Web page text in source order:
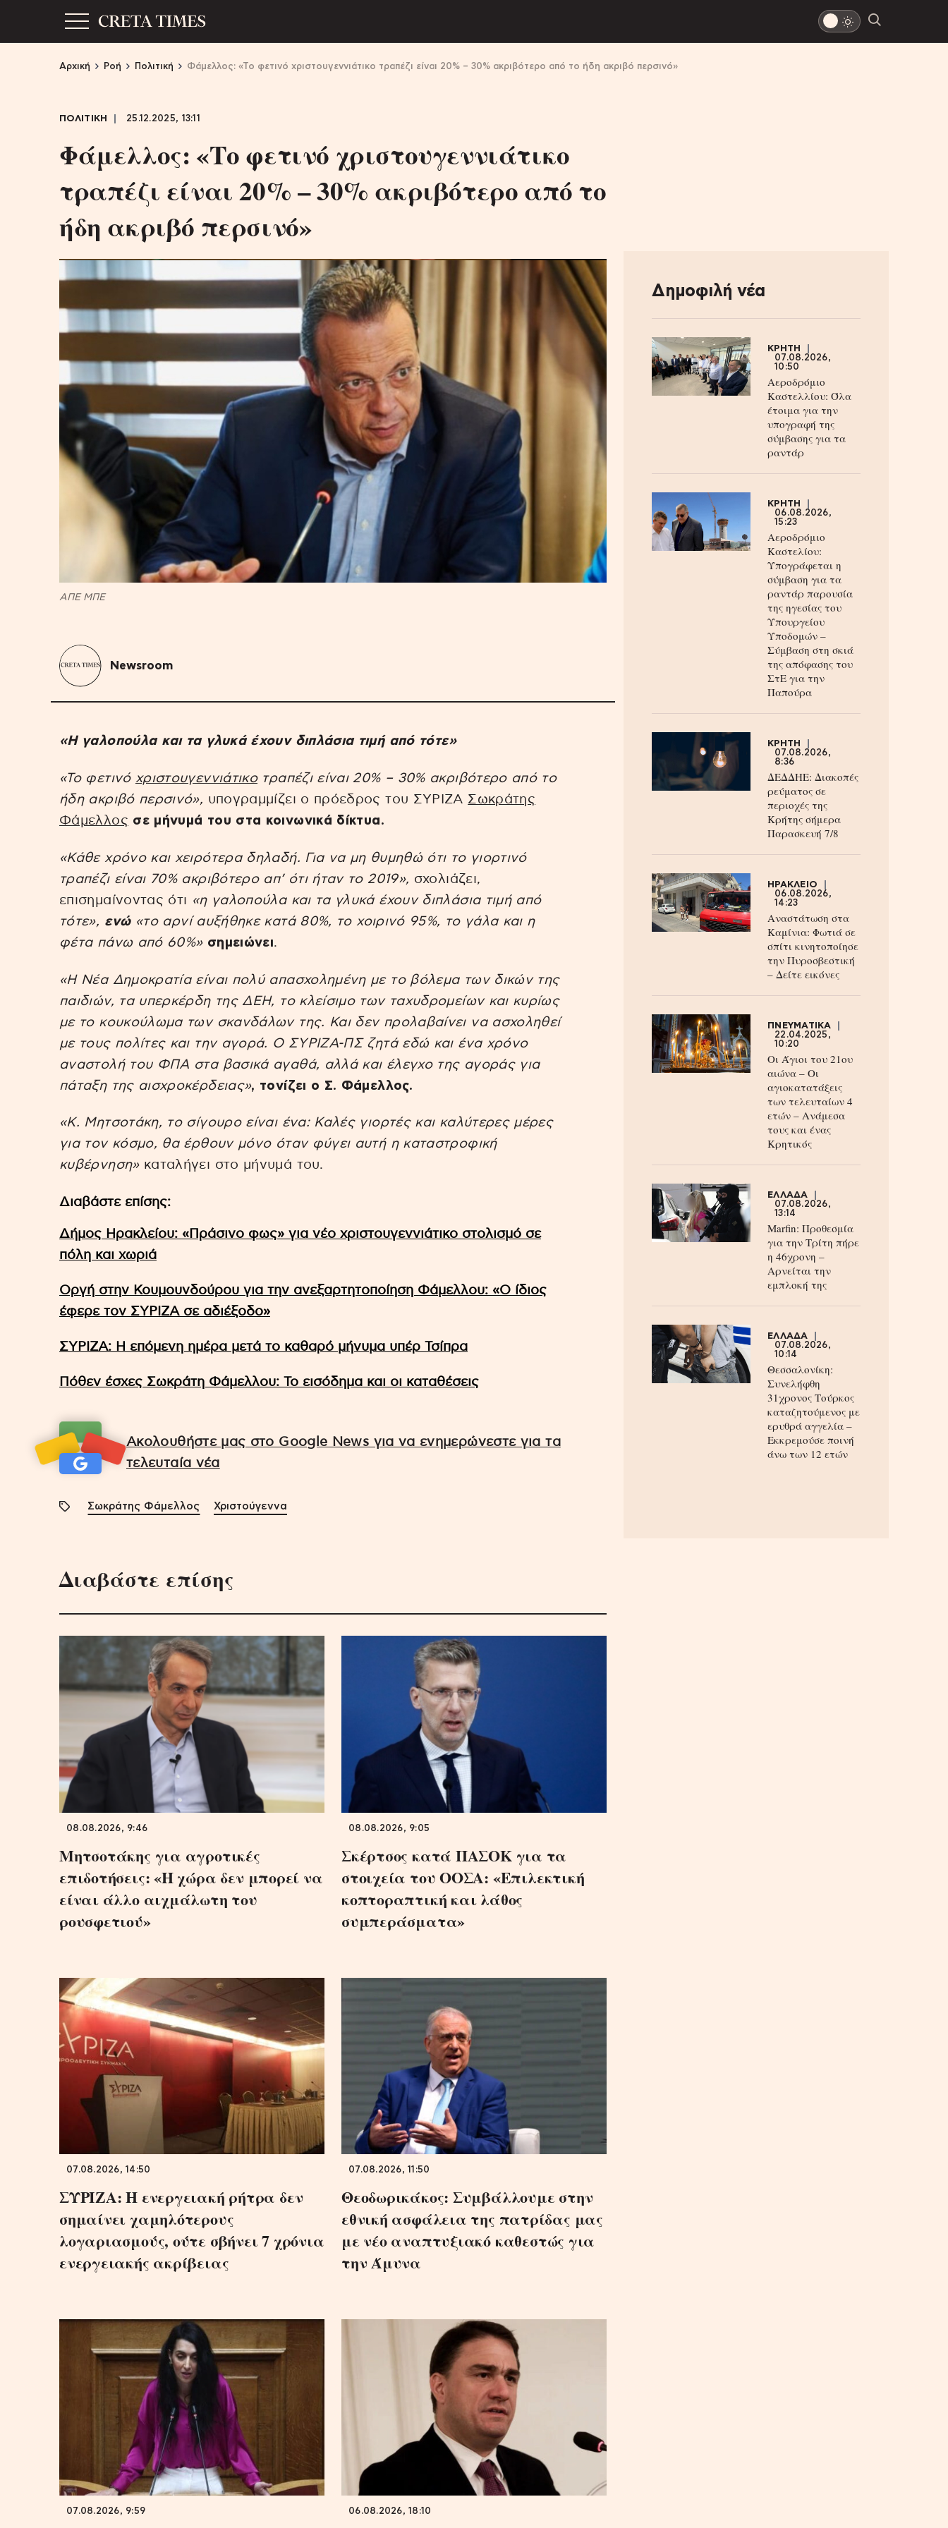
Αρχική Ροή Πολιτική Φάμελλος: «Το φετινό χριστουγεννιάτικο τραπέζι είναι 20% – 30% ακριβότερο από το ήδη ακριβό περσινό»
ΠΟΛΙΤΙΚΗ 25.12.2025, 13:11
Φάμελλος: «Το φετινό χριστουγεννιάτικο
τραπέζι είναι 20% – 30% ακριβότερο από το
ήδη ακριβό περσινό»
ΑΠΕ ΜΠΕ
Newsroom
«Η γαλοπούλα και τα γλυκά έχουν διπλάσια τιμή από τότε»
«Το φετινό χριστουγεννιάτικοτραπέζι είναι 20% – 30% ακριβότερο από το
ήδη ακριβό περσινό», υπογραμμίζει ο πρόεδρος του ΣΥΡΙΖΑ Σωκράτης
Φάμελλος σε μήνυμά του στα κοινωνικά δίκτυα.
«Κάθε χρόνο και χειρότερα δηλαδή. Για να μη θυμηθώ ότι το γιορτινό
τραπέζι είναι 70% ακριβότερο απ’ ότι ήταν το 2019», σχολιάζει,
επισημαίνοντας ότι «η γαλοπούλα και τα γλυκά έχουν διπλάσια τιμή από
τότε», ενώ«το αρνί αυξήθηκε κατά 80%, το χοιρινό 95%, το γάλα και η
φέτα πάνω από 60%» σημειώνει.
«Η Νέα Δημοκρατία είναι πολύ απασχολημένη με το βόλεμα των δικών της
παιδιών, τα υπερκέρδη της ΔΕΗ, το κλείσιμο των ταχυδρομείων και κυρίως
με το κουκούλωμα των σκανδάλων της. Και δεν προλαβαίνει να ασχοληθεί
με τους πολίτες και την αγορά. Ο ΣΥΡΙΖΑ-ΠΣ ζητά εδώ και ένα χρόνο
αναστολή του ΦΠΑ στα βασικά αγαθά, αλλά και έλεγχο της αγοράς για
πάταξη της αισχροκέρδειας», τονίζει ο Σ. Φάμελλος.
«Κ. Μητσοτάκη, το σίγουρο είναι ένα: Καλές γιορτές και καλύτερες μέρες
για τον κόσμο, θα έρθουν μόνο όταν φύγει αυτή η καταστροφική
κυβέρνηση»καταλήγει στο μήνυμά του.
Διαβάστε επίσης:
Δήμος Ηρακλείου: «Πράσινο φως» για νέο χριστουγεννιάτικο στολισμό σε
πόλη και χωριά
Οργή στην Κουμουνδούρου για την ανεξαρτητοποίηση Φάμελλου: «Ο ίδιος
έφερε τον ΣΥΡΙΖΑ σε αδιέξοδο»
ΣΥΡΙΖΑ: Η επόμενη ημέρα μετά το καθαρό μήνυμα υπέρ Τσίπρα
Πόθεν έσχες Σωκράτη Φάμελλου: Το εισόδημα και οι καταθέσεις
Ακολουθήστε μας στο Google News για να ενημερώνεστε για τα
τελευταία νέα
Σωκράτης Φάμελλος Χριστούγεννα
Διαβάστε επίσης
08.08.2026, 9:46
Μητσοτάκης για αγροτικές
επιδοτήσεις: «Η χώρα δεν μπορεί να
είναι άλλο αιχμάλωτη του
ρουσφετιού»
08.08.2026, 9:05
Σκέρτσος κατά ΠΑΣΟΚ για τα
στοιχεία του ΟΟΣΑ: «Επιλεκτική
κοπτοραπτική και λάθος
συμπεράσματα»
07.08.2026, 14:50
ΣΥΡΙΖΑ: Η ενεργειακή ρήτρα δεν
σημαίνει χαμηλότερους
λογαριασμούς, ούτε σβήνει 7 χρόνια
ενεργειακής ακρίβειας
07.08.2026, 11:50
Θεοδωρικάκος: Συμβάλλουμε στην
εθνική ασφάλεια της πατρίδας μας
με νέο αναπτυξιακό καθεστώς για
την Άμυνα
07.08.2026, 9:59 06.08.2026, 18:10
Δημοφιλή νέα
ΚΡΗΤΗ
07.08.2026,
10:50
Αεροδρόμιο
Καστελλίου: Όλα
έτοιμα για την
υπογραφή της
σύμβασης για τα
ραντάρ
ΚΡΗΤΗ
06.08.2026,
15:23
Αεροδρόμιο
Καστελίου:
Υπογράφεται η
σύμβαση για τα
ραντάρ παρουσία
της ηγεσίας του
Υπουργείου
Υποδομών –
Σύμβαση στη σκιά
της απόφασης του
ΣτΕ για την
Παπούρα
ΚΡΗΤΗ
07.08.2026,
8:36
ΔΕΔΔΗΕ: Διακοπές
ρεύματος σε
περιοχές της
Κρήτης σήμερα
Παρασκευή 7/8
ΗΡΑΚΛΕΙΟ
06.08.2026,
14:23
Αναστάτωση στα
Καμίνια: Φωτιά σε
σπίτι κινητοποίησε
την Πυροσβεστική
– Δείτε εικόνες
ΠΝΕΥΜΑΤΙΚΑ
22.04.2025,
10:20
Οι Άγιοι του 21ου
αιώνα – Οι
αγιοκατατάξεις
των τελευταίων 4
ετών – Ανάμεσα
τους και ένας
Κρητικός
ΕΛΛΑΔΑ
07.08.2026,
13:14
Marfin: Προθεσμία
για την Τρίτη πήρε
η 46χρονη –
Aρνείται την
εμπλοκή της
ΕΛΛΑΔΑ
07.08.2026,
10:14
Θεσσαλονίκη:
Συνελήφθη
31χρονος Τούρκος
καταζητούμενος με
ερυθρά αγγελία –
Εκκρεμούσε ποινή
άνω των 12 ετών